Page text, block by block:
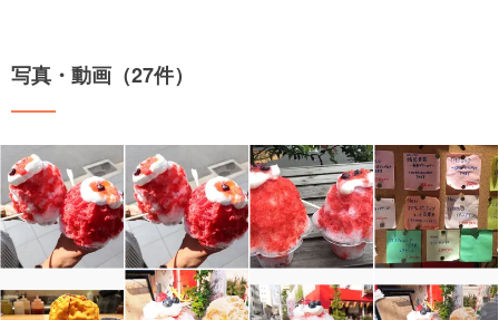
写真・動画（27件）